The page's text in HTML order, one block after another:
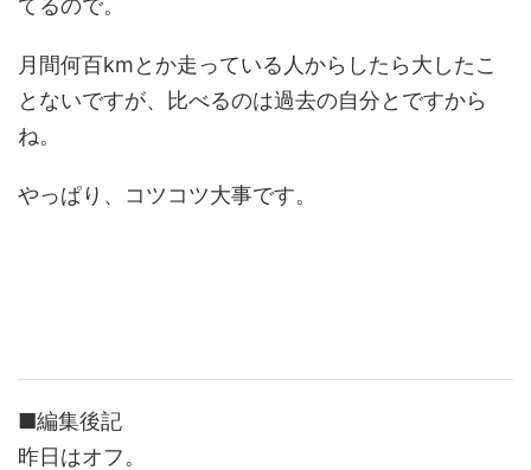
月間何百kmとか走っている人からしたら大したこ
とないですが、比べるのは過去の自分とですから
ね。
やっぱり、コツコツ大事です。
■編集後記
昨日はオフ。